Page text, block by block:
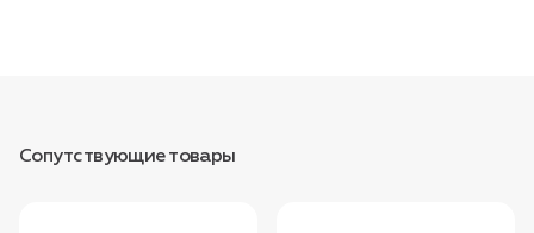
Сопутствующие товары